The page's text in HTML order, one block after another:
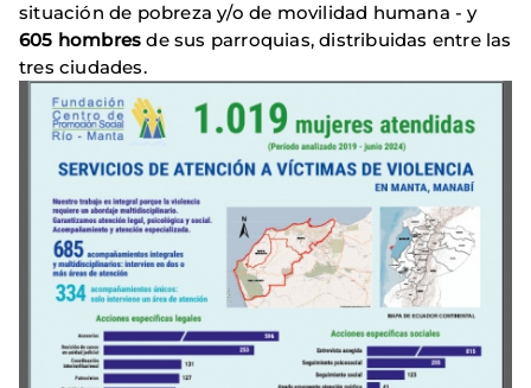
situación de pobreza y/o de movilidad humana - y
605 hombres de sus parroquias, distribuidas entre las
tres ciudades.